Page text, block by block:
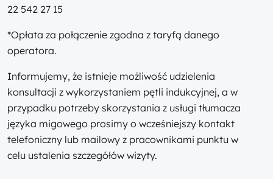
22 542 27 15
*Opłata za połączenie zgodna z taryfą danego
operatora.
Informujemy, że istnieje możliwość udzielenia
konsultacji z wykorzystaniem pętli indukcyjnej, a w
przypadku potrzeby skorzystania z usługi tłumacza
języka migowego prosimy o wcześniejszy kontakt
telefoniczny lub mailowy z pracownikami punktu w
celu ustalenia szczegółów wizyty.